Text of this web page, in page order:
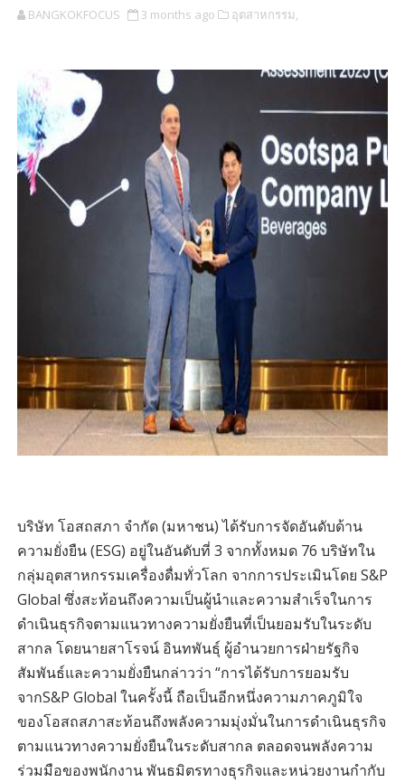
BANGKOKFOCUS 3 months ago อุตสาหกรรม,
บริษัท โอสถสภา จำกัด (มหาชน) ได้รับการจัดอันดับด้าน
ความยั่งยืน (ESG) อยู่ในอันดับที่ 3 จากทั้งหมด 76 บริษัทใน
กลุ่มอุตสาหกรรมเครื่องดื่มทั่วโลก จากการประเมินโดย S&P
Global ซึ่งสะท้อนถึงความเป็นผู้นำและความสำเร็จในการ
ดำเนินธุรกิจตามแนวทางความยั่งยืนที่เป็นยอมรับในระดับ
สากล โดยนายสาโรจน์ อินทพันธุ์ ผู้อำนวยการฝ่ายรัฐกิจ
สัมพันธ์และความยั่งยืนกล่าวว่า “การได้รับการยอมรับ
จากS&P Global ในครั้งนี้ ถือเป็นอีกหนึ่งความภาคภูมิใจ
ของโอสถสภาสะท้อนถึงพลังความมุ่งมั่นในการดำเนินธุรกิจ
ตามแนวทางความยั่งยืนในระดับสากล ตลอดจนพลังความ
ร่วมมือของพนักงาน พันธมิตรทางธุรกิจและหน่วยงานกำกับ